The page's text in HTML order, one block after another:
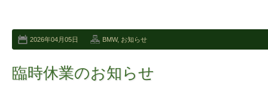
2026年04月05日 BMW, お知らせ
臨時休業のお知らせ